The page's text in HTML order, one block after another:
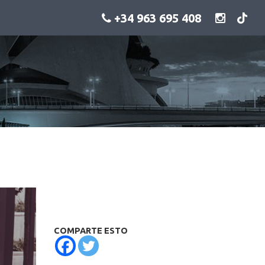
+34 963 695 408
COMPARTE ESTO